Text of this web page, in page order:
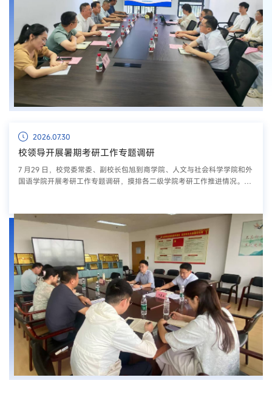
2026.07.30
校领导开展暑期考研工作专题调研
7 月29 日，校党委常委、副校长包旭到商学院、人文与社会科学学院和外
国语学院开展考研工作专题调研，摸排各二级学院考研工作推进情况。调
性成效及面临的困难。他指出，各学院考研工作还存在学生学习状态精细
化管理不足、家校协同推进考研工作机制不完善、与目标院校对接力度不
够、考研工作...